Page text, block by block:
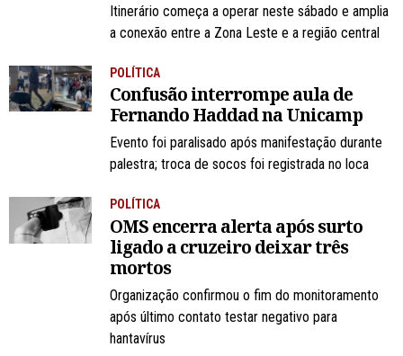
Itinerário começa a operar neste sábado e amplia
a conexão entre a Zona Leste e a região central
POLÍTICA
Confusão interrompe aula de
Fernando Haddad na Unicamp
Evento foi paralisado após manifestação durante
palestra; troca de socos foi registrada no loca
POLÍTICA
OMS encerra alerta após surto
ligado a cruzeiro deixar três
mortos
Organização confirmou o fim do monitoramento
após último contato testar negativo para
hantavírus